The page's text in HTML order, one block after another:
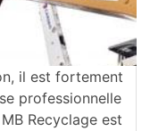
il est fortement
professionnelle
Recyclage est